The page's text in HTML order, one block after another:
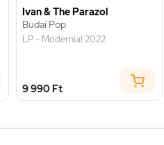
Ivan & The Parazol
Budai Pop
LP - Modernial 2022
9 990 Ft